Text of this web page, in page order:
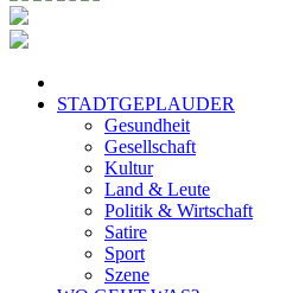
STADTGEPLAUDER
Gesundheit
Gesellschaft
Kultur
Land & Leute
Politik & Wirtschaft
Satire
Sport
Szene